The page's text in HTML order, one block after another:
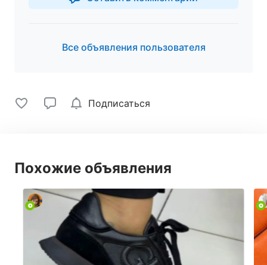
Все объявления пользователя
Подписаться
Похожие объявления